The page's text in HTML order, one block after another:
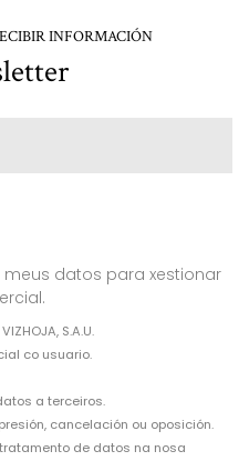
INFORMACIÓN
datos para xestionar
S.A.U.
co usuario.
a terceiros.
cancelación ou oposición.
de datos na nosa